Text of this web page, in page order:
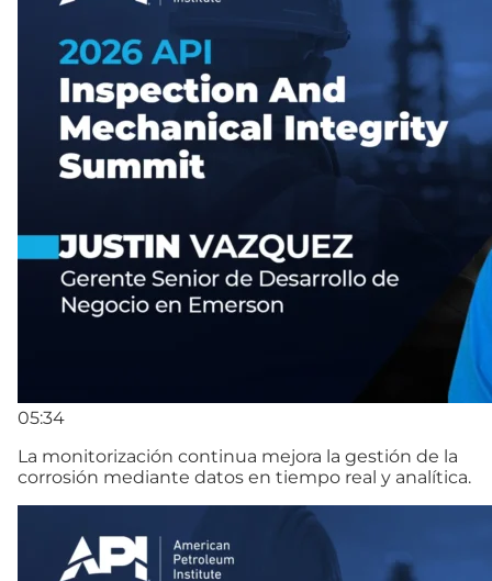
05:34
La monitorización continua mejora la gestión de la
corrosión mediante datos en tiempo real y analítica.